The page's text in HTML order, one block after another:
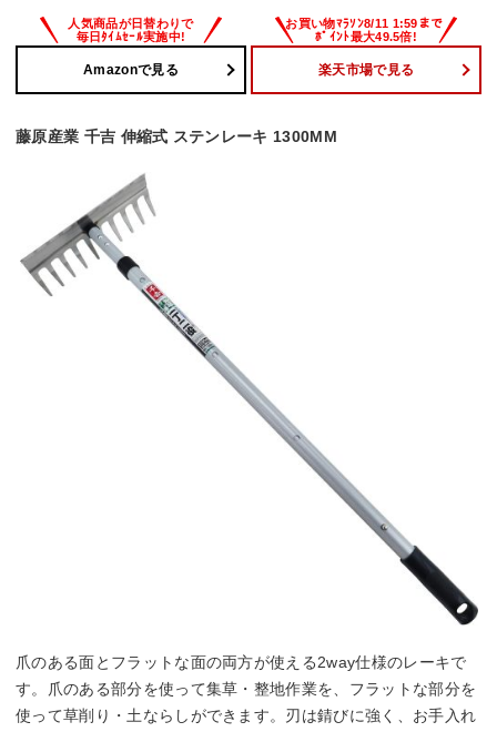
Amazonで見る 楽天市場で見る
藤原産業 千吉 伸縮式 ステンレーキ 1300MM
爪のある面とフラットな面の両方が使える2way仕様のレーキで
す。爪のある部分を使って集草・整地作業を、フラットな部分を
使って草削り・土ならしができます。刃は錆びに強く、お手入れ